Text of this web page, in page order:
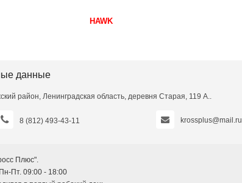
HAWK
данные
район, Ленинградская область, деревня Старая, 119 А..
8 (812) 493-43-11 krossplus@mail.ru
Плюс".
Пт. 09:00 - 18:00